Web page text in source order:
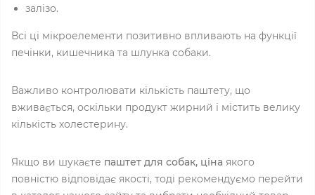
залізо.
Всі ці мікроелементи позитивно впливають на функції
печінки, кишечника та шлунка собаки.
Важливо контролювати кількість паштету, що
вживається, оскільки продукт жирний і містить велику
кількість холестерину.
Якщо ви шукаєте паштет для собак, ціна якого
повністю відповідає якості, тоді рекомендуємо перейти